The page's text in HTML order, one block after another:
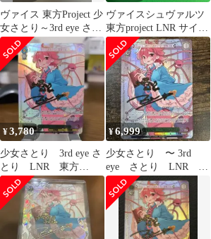
ヴァイス 東方Project 少
女さとり～3rd eye さと
り LNR 2枚
ヴァイスシュヴァルツ
東方project LNR サイン
少女さとり ?3rd eye さ
とり
¥3,780
少女さとり 3rd eye さ
とり LNR 東方
project
¥6,999
少女さとり 〜 3rd
eye さとり LNR 東
方Project